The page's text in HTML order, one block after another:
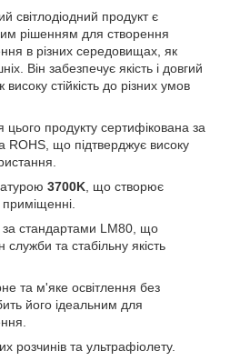
світлодіодний продукт є
рішенням для створення
в різних середовищах, як
Він забезпечує якість і довгий
стійкість до різних умов
цього продукту сертифікована за
ROHS, що підтверджує високу
3700K , що створює
за стандартами LM80, що
служби та стабільну якість
та м'яке освітлення без
його ідеальним для
розчинів та ультрафіолету.